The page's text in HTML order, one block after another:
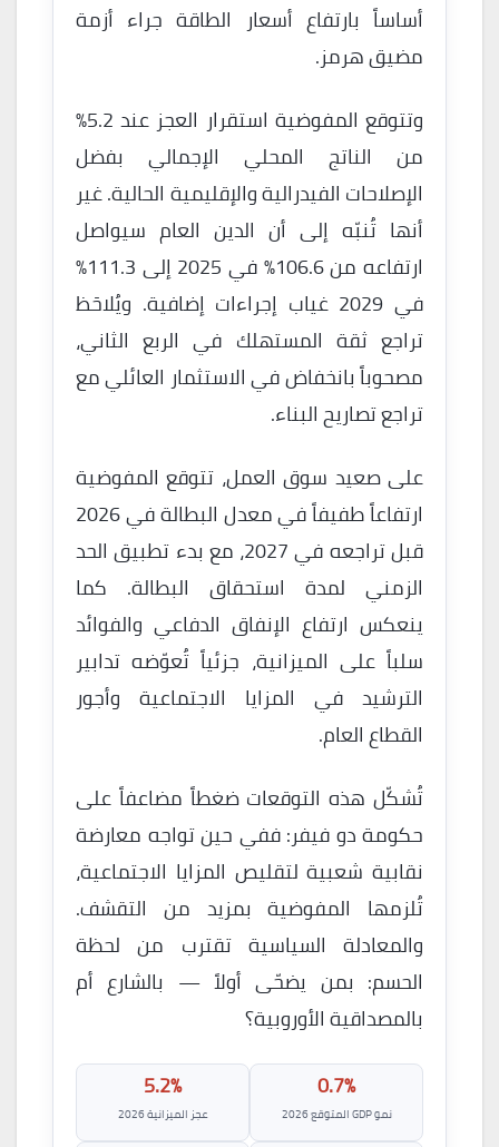
أساساً بارتفاع أسعار الطاقة جراء أزمة
مضيق هرمز.
وتتوقع المفوضية استقرار العجز عند 5.2%
من الناتج المحلي الإجمالي بفضل
الإصلاحات الفيدرالية والإقليمية الحالية. غير
أنها تُنبّه إلى أن الدين العام سيواصل
ارتفاعه من 106.6% في 2025 إلى 111.3%
في 2029 غياب إجراءات إضافية. ويُلاحَظ
تراجع ثقة المستهلك في الربع الثاني،
مصحوباً بانخفاض في الاستثمار العائلي مع
تراجع تصاريح البناء.
على صعيد سوق العمل، تتوقع المفوضية
ارتفاعاً طفيفاً في معدل البطالة في 2026
قبل تراجعه في 2027، مع بدء تطبيق الحد
الزمني لمدة استحقاق البطالة. كما
ينعكس ارتفاع الإنفاق الدفاعي والفوائد
سلباً على الميزانية، جزئياً تُعوّضه تدابير
الترشيد في المزايا الاجتماعية وأجور
القطاع العام.
تُشكّل هذه التوقعات ضغطاً مضاعفاً على
حكومة دو فيفر: ففي حين تواجه معارضة
نقابية شعبية لتقليص المزايا الاجتماعية،
تُلزمها المفوضية بمزيد من التقشف.
والمعادلة السياسية تقترب من لحظة
الحسم: بمن يضحّى أولاً — بالشارع أم
بالمصداقية الأوروبية؟
0.7%
نمو GDP المتوقع 2026
5.2%
عجز الميزانية 2026